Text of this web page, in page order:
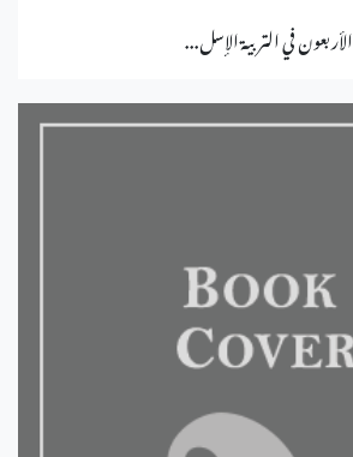
الأربعون في التربية الإسل...